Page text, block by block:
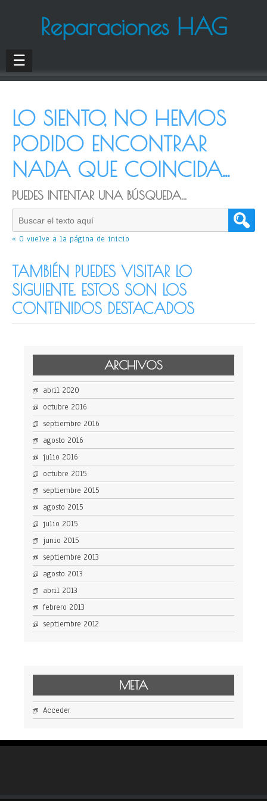
Reparaciones HAG
☰
LO SIENTO, NO HEMOS
PODIDO ENCONTRAR
NADA QUE COINCIDA...
PUEDES INTENTAR UNA BÚSQUEDA...
« O vuelve a la página de inicio
TAMBIÉN PUEDES VISITAR LO
SIGUIENTE. ESTOS SON LOS
CONTENIDOS DESTACADOS
ARCHIVOS
abril 2020
octubre 2016
septiembre 2016
agosto 2016
julio 2016
octubre 2015
septiembre 2015
agosto 2015
julio 2015
junio 2015
septiembre 2013
agosto 2013
abril 2013
febrero 2013
septiembre 2012
META
Acceder